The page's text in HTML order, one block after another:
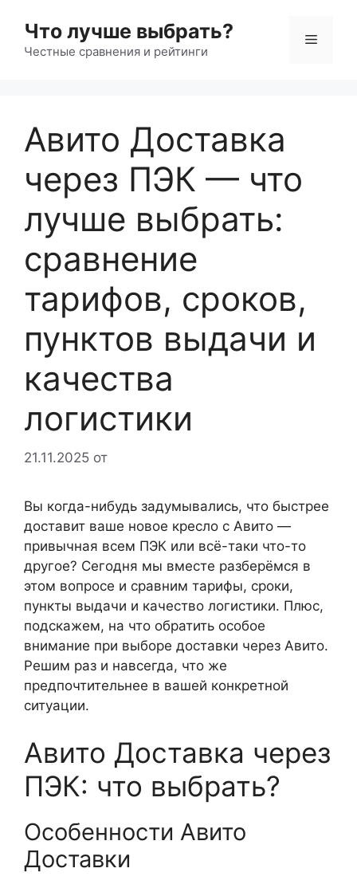
содержимому
Что лучше выбрать?
Честные сравнения и рейтинги
Меню
Авито Доставка
через ПЭК — что
лучше выбрать:
сравнение
тарифов, сроков,
пунктов выдачи и
качества
логистики
21.11.2025 от
Вы когда-нибудь задумывались, что быстрее
доставит ваше новое кресло с Авито —
привычная всем ПЭК или всё-таки что-то
другое? Сегодня мы вместе разберёмся в
этом вопросе и сравним тарифы, сроки,
пункты выдачи и качество логистики. Плюс,
подскажем, на что обратить особое
внимание при выборе доставки через Авито.
Решим раз и навсегда, что же
предпочтительнее в вашей конкретной
ситуации.
Авито Доставка через
ПЭК: что выбрать?
Особенности Авито
Доставки